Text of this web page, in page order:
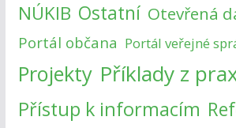
NÚKIB Ostatní Otevřená
Portál občana Portál veřejné
Projekty Příklady z
Přístup k informacím